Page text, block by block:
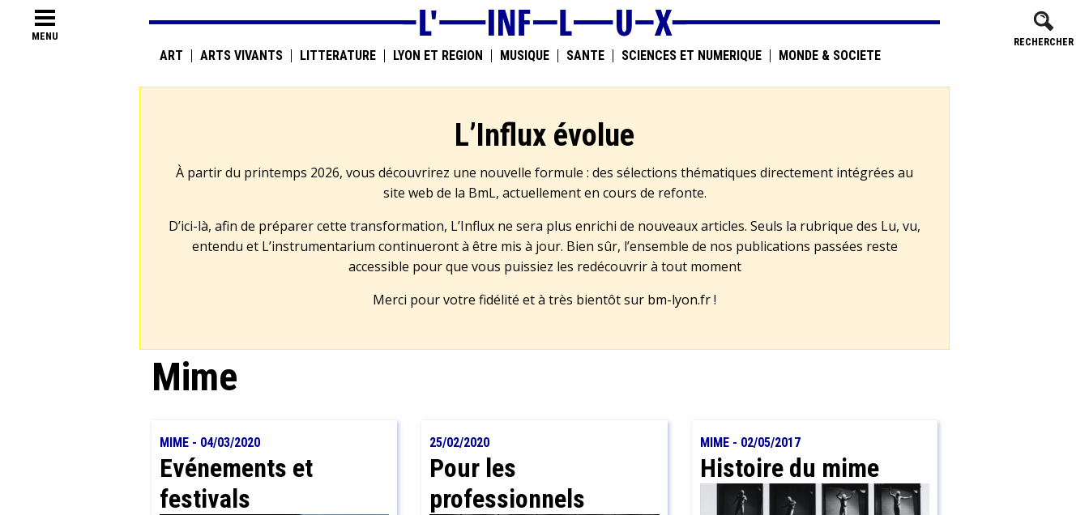
MENU RECHERCHER
ART ARTS VIVANTS LITTÉRATURE LYON ET RÉGION MUSIQUE SANTÉ SCIENCES ET NUMÉRIQUE MONDE & SOCIÉTÉ
L’Influx évolue
À partir du printemps 2026, vous découvrirez une nouvelle formule : des sélections thématiques directement intégrées au
site web de la BmL, actuellement en cours de refonte.
D’ici-là, afin de préparer cette transformation, L’Influx ne sera plus enrichi de nouveaux articles. Seuls la rubrique des Lu, vu,
entendu et L’instrumentarium continueront à être mis à jour. Bien sûr, l’ensemble de nos publications passées reste
accessible pour que vous puissiez les redécouvrir à tout moment
Merci pour votre fidélité et à très bientôt sur bm-lyon.fr!
Mime
MIME - 04/03/2020
Evénements et
festivals
25/02/2020
Pour les
professionnels
MIME- 02/05/2017
Histoire du mime